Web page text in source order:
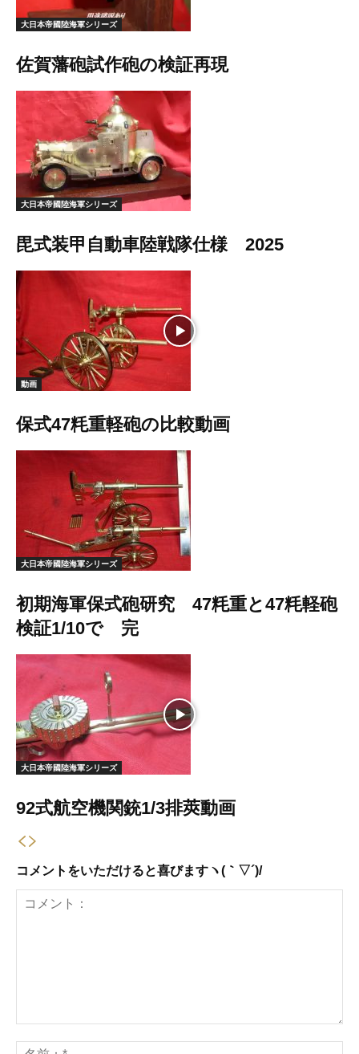
大日本帝國陸海軍シリーズ
佐賀藩砲試作砲の検証再現
大日本帝國陸海軍シリーズ
毘式装甲自動車陸戦隊仕様 2025
動画
保式47粍重軽砲の比較動画
大日本帝國陸海軍シリーズ
初期海軍保式砲研究 47粍重と47粍軽砲
検証1/10で 完
大日本帝國陸海軍シリーズ
92式航空機関銃1/3排莢動画
コメントをいただけると喜びますヽ(｀▽´)/